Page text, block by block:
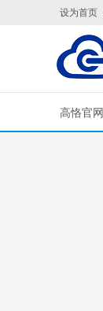
设为首页
高恪官网